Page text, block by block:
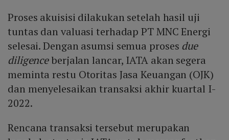
Proses akuisisi dilakukan setelah hasil uji
tuntas dan valuasi terhadap PT MNC Energi
selesai. Dengan asumsi semua proses due
diligenceberjalan lancar, IATA akan segera
meminta restu Otoritas Jasa Keuangan (OJK)
dan menyelesaikan transaksi akhir kuartal I-
2022.
Rencana transaksi tersebut merupakan